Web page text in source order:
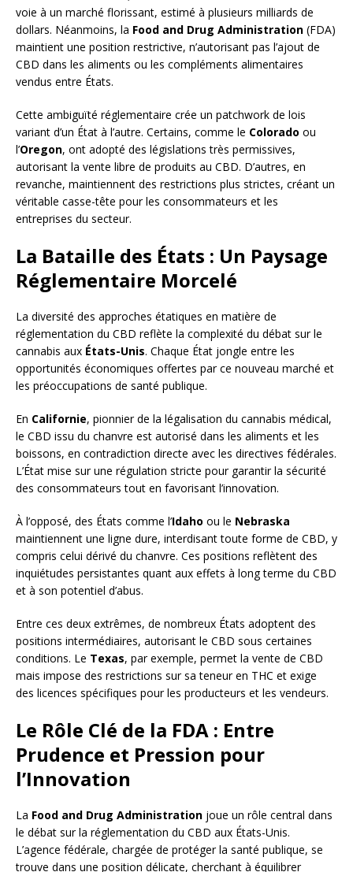
voie à un marché florissant, estimé à plusieurs milliards de
dollars. Néanmoins, la Food and Drug Administration (FDA)
maintient une position restrictive, n’autorisant pas l’ajout de
CBD dans les aliments ou les compléments alimentaires
vendus entre États.
Cette ambiguïté réglementaire crée un patchwork de lois
variant d’un État à l’autre. Certains, comme le Colorado ou
l’Oregon, ont adopté des législations très permissives,
autorisant la vente libre de produits au CBD. D’autres, en
revanche, maintiennent des restrictions plus strictes, créant un
véritable casse-tête pour les consommateurs et les
entreprises du secteur.
La Bataille des États : Un Paysage
Réglementaire Morcelé
La diversité des approches étatiques en matière de
réglementation du CBD reflète la complexité du débat sur le
cannabis aux États-Unis. Chaque État jongle entre les
opportunités économiques offertes par ce nouveau marché et
les préoccupations de santé publique.
En Californie, pionnier de la légalisation du cannabis médical,
le CBD issu du chanvre est autorisé dans les aliments et les
boissons, en contradiction directe avec les directives fédérales.
L’État mise sur une régulation stricte pour garantir la sécurité
des consommateurs tout en favorisant l’innovation.
À l’opposé, des États comme l’Idaho ou le Nebraska
maintiennent une ligne dure, interdisant toute forme de CBD, y
compris celui dérivé du chanvre. Ces positions reflètent des
inquiétudes persistantes quant aux effets à long terme du CBD
et à son potentiel d’abus.
Entre ces deux extrêmes, de nombreux États adoptent des
positions intermédiaires, autorisant le CBD sous certaines
conditions. Le Texas, par exemple, permet la vente de CBD
mais impose des restrictions sur sa teneur en THC et exige
des licences spécifiques pour les producteurs et les vendeurs.
Le Rôle Clé de la FDA : Entre
Prudence et Pression pour
l’Innovation
La Food and Drug Administration joue un rôle central dans
le débat sur la réglementation du CBD aux États-Unis.
L’agence fédérale, chargée de protéger la santé publique, se
trouve dans une position délicate, cherchant à équilibrer